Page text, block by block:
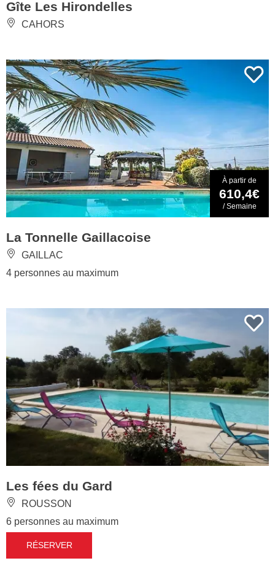
Gîte Les Hirondelles
CAHORS
À partir de
610,4€
/ Semaine
La Tonnelle Gaillacoise
GAILLAC
4 personnes au maximum
Les fées du Gard
ROUSSON
6 personnes au maximum
RÉSERVER